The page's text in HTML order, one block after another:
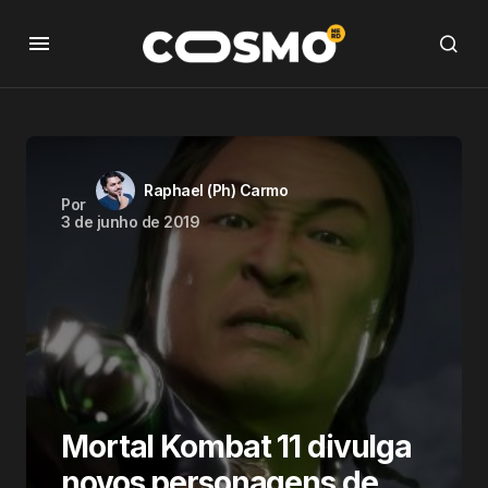
Por
Raphael (Ph) Carmo
3 de junho de 2019
Mortal Kombat 11 divulga